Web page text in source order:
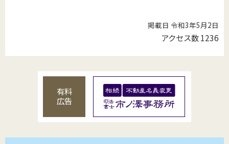
掲載日 令和3年5月2日
アクセス数1236
有料
広告